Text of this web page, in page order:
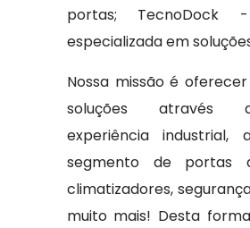
portas; TecnoDock
especializada em
Nossa missão é
soluções através
experiência industrial,
segmento de portas
climatizadores,
muito mais! Desta